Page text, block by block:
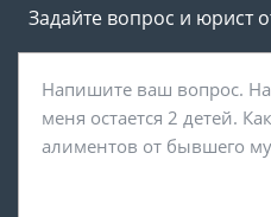
Задайте вопрос и юрист